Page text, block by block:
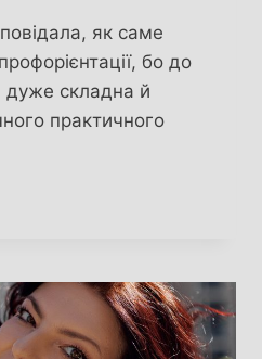
як саме
бо до
дуже складна й
практичного